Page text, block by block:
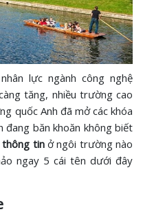
lực ngành công nghệ
tăng, nhiều trường cao
quốc Anh đã mở các khóa
đang băn khoăn không biết
thông tinở ngôi trường nào
ngay 5 cái tên dưới đây